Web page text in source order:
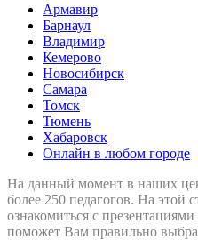
Армавир
Барнаул
Владимир
Кемерово
Новосибирск
Самара
Томск
Тюмень
Хабаровск
Онлайн в любом городе
На данный момент в наших
более 250 педагогов. На этой
ознакомиться с
поможет Вам правильно